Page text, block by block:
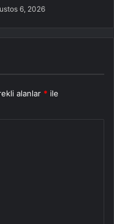
6, 2026
alanlar * ile